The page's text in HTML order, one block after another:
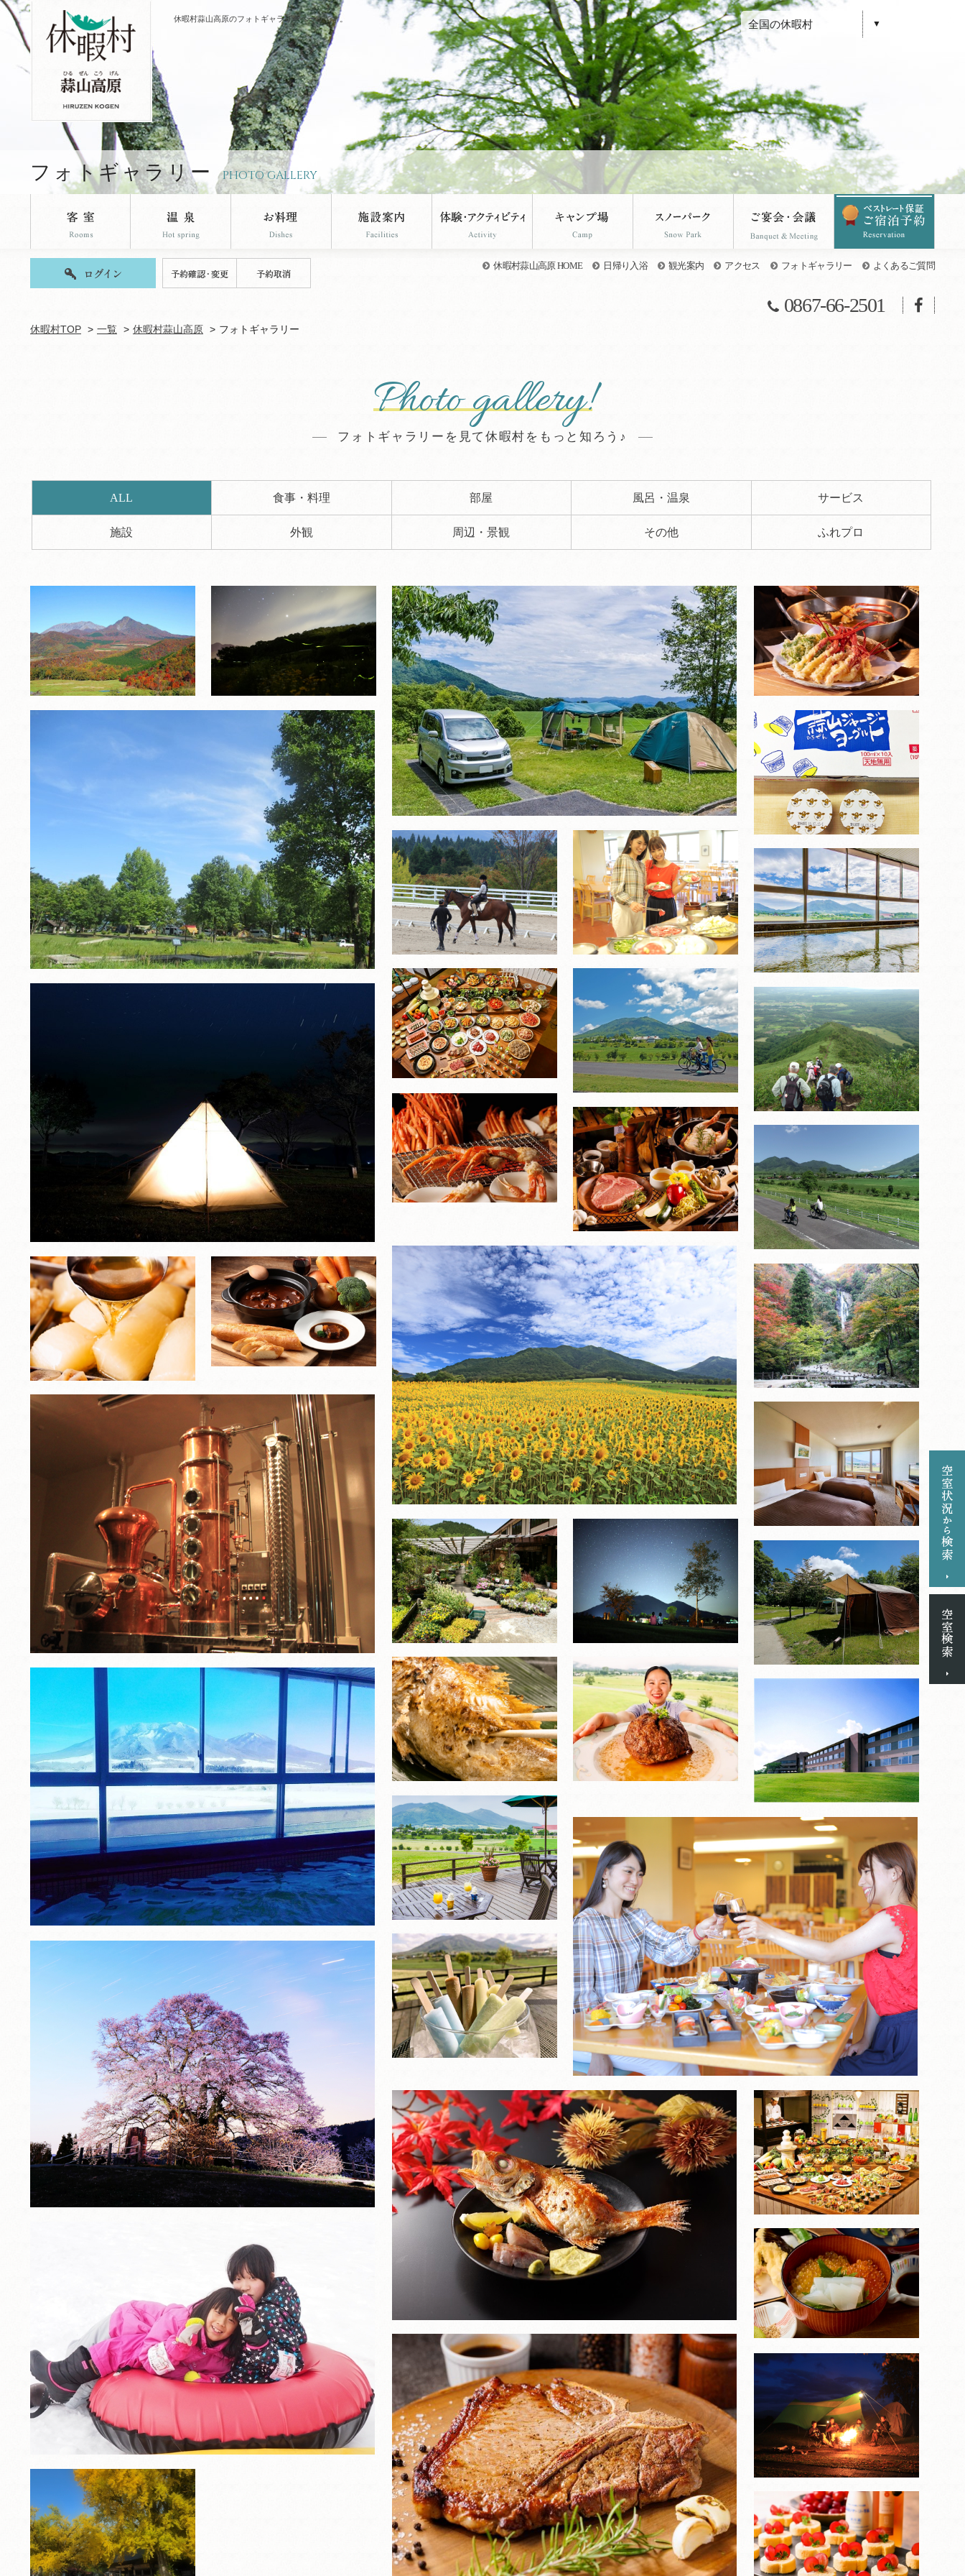
休暇村蒜山高原のフォトギャラリーページです。 全国の休暇村
フォトギャラリー PHOTO GALLERY
休暇村蒜山高原 HOME 日帰り入浴 観光案内 アクセス フォトギャラリー よくあるご質問
0867-66-2501
休暇村TOP 一覧 休暇村蒜山高原 フォトギャラリー
Photo gallery!
フォトギャラリーを見て休暇村をもっと知ろう♪
ALL 食事・料理 部屋 風呂・温泉 サービス
施設 外観 周辺・景観 その他 ふれプロ